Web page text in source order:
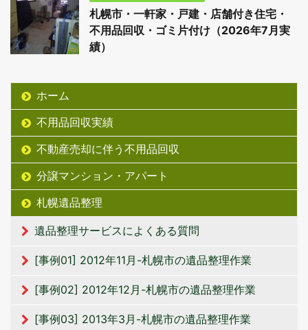
札幌市・一軒家・戸建・店舗付き住宅・
不用品回収・ゴミ片付け（2026年7月実
績）
ホーム
不用品回収実績
不動産売却に伴う不用品回収
分譲マンション・アパート
札幌遺品整理
遺品整理サービスによくある質問
[事例01] 2012年11月-札幌市の遺品整理作業
[事例02] 2012年12月-札幌市の遺品整理作業
[事例03] 2013年3月-札幌市の遺品整理作業